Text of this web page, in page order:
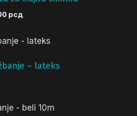
рсдTrenutna
je:
– lateks